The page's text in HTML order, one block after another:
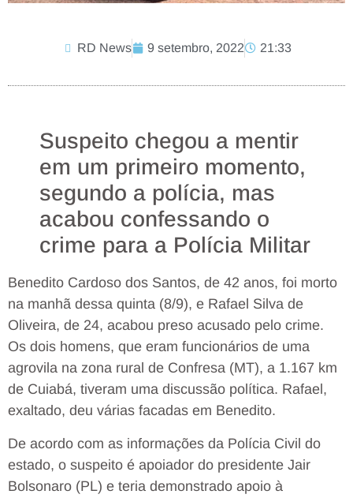
RD News 9 setembro, 2022 21:33
Suspeito chegou a mentir
em um primeiro momento,
segundo a polícia, mas
acabou confessando o
crime para a Polícia Militar
Benedito Cardoso dos Santos, de 42 anos, foi morto
na manhã dessa quinta (8/9), e Rafael Silva de
Oliveira, de 24, acabou preso acusado pelo crime.
Os dois homens, que eram funcionários de uma
agrovila na zona rural de Confresa (MT), a 1.167 km
de Cuiabá, tiveram uma discussão política. Rafael,
exaltado, deu várias facadas em Benedito.
De acordo com as informações da Polícia Civil do
estado, o suspeito é apoiador do presidente Jair
Bolsonaro (PL) e teria demonstrado apoio à